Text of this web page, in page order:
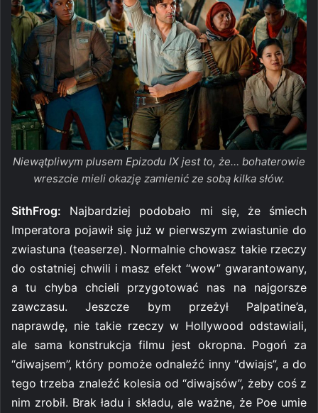
Niewątpliwym plusem Epizodu IX jest to, że… bohaterowie
wreszcie mieli okazję zamienić ze sobą kilka słów.
SithFrog: Najbardziej podobało mi się, że śmiech
Imperatora pojawił się już w pierwszym zwiastunie do
zwiastuna (teaserze). Normalnie chowasz takie rzeczy
do ostatniej chwili i masz efekt “wow” gwarantowany,
a tu chyba chcieli przygotować nas na najgorsze
zawczasu. Jeszcze bym przeżył Palpatine’a,
naprawdę, nie takie rzeczy w Hollywood odstawiali,
ale sama konstrukcja filmu jest okropna. Pogoń za
“diwajsem”, który pomoże odnaleźć inny “dwiajs”, a do
tego trzeba znaleźć kolesia od “diwajsów”, żeby coś z
nim zrobił. Brak ładu i składu, ale ważne, że Poe umie